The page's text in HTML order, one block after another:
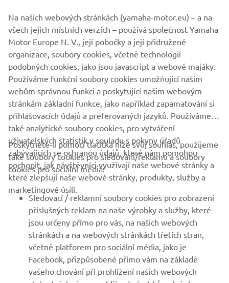
DISCOVER THEM
FIREMNÍ
B2B
VÍCE YAMAHA
PODPORA
ZPRAVODAJ
Na našich webových stránkách (yamaha-motor.eu) – a na
všech jejich místních verzích – používá společnost Yamaha
Motor Europe N. V., její pobočky a její přidružené
organizace, soubory cookies, včetně technologií
podobných cookies, jako jsou javascript a webové majáky.
Používáme funkční soubory cookies umožňující našim
webům správnou funkci a poskytující našim webovým
stránkám základní funkce, jako například zapamatování si
přihlašovacích údajů a preferovaných jazyků. Používáme
také analytické soubory cookies, pro vytváření
uživatelských statistik v souladu s pokyny úřadů
zabývajících se ochranou údajů, které nám pomohou
pochopit, jak návštěvníci využívají naše webové stránky a
které zlepšují naše webové stránky, produkty, služby a
marketingové úsilí.
Poskytnete-li pomocí tlačítka níže svůj souhlas, použijeme
také soubory cookies pro sledování/reklamu a soubory
cookies pro sociální média:
Sledovací / reklamní soubory cookies pro zobrazení
příslušných reklam na naše výrobky a služby, které
jsou určeny přímo pro vás, na našich webových
stránkách a na webových stránkách třetích stran,
včetně platforem pro sociální média, jako je
Facebook, přizpůsobené přímo vám na základě
vašeho chování při prohlížení našich webových